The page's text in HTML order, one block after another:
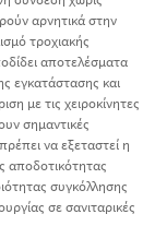
αρνητικά στην
τροχιακής
αποτελέσματα
εγκατάστασης και
με τις χειροκίνητες
σημαντικές
να εξεταστεί η
αποδοτικότητας
συγκόλλησης
σε σανιταρικές